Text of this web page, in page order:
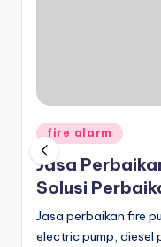
Posted
in
fire alarm
Jasa
Solusi
Jasa perbaikan fire
electric pump, diesel